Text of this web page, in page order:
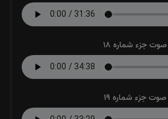
صوت جزء شماره 18
صوت جزء شماره 19